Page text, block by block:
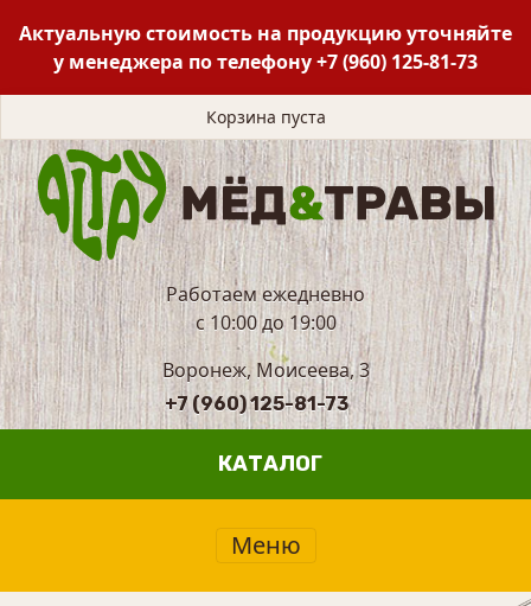
Актуальную стоимость на продукцию уточняйте
у менеджера по телефону+7 (960) 125-81-73
Корзина пуста
Работаем ежедневно
с 10:00 до 19:00
Воронеж, Моисеева, 3
+7 (960) 125-81-73
КАТАЛОГ
Меню